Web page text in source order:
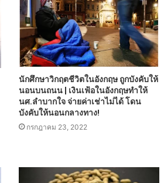
นักศึกษาวิกฤตชีวิตในอังกฤษ ถูกบังคับให้
นอนบนถนน | เงินเฟ้อในอังกฤษทำให้
นศ.ลำบากใจ จ่ายค่าเช่าไม่ได้ โดน
บังคับให้นอนกลางทาง!
กรกฎาคม 23, 2022